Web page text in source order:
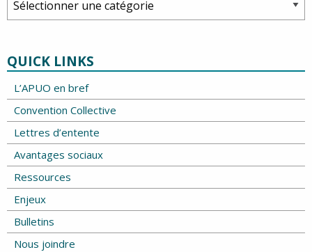
QUICK LINKS
L’APUO en bref
Convention Collective
Lettres d’entente
Avantages sociaux
Ressources
Enjeux
Bulletins
Nous joindre